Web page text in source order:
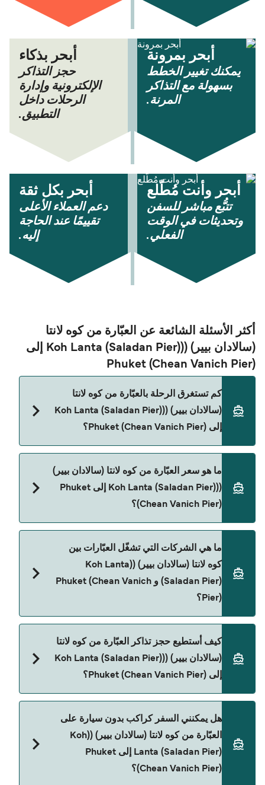
أبحر بمرونة
يمكنك تغيير الخطط
بسهولة مع التذاكر
المرنة.
أبحر بذكاء
حجز التذاكر
الإلكترونية وإدارة
الرحلات داخل
التطبيق.
أبحر وأنت مُطّلع
تتبُّع مباشر للسفن
وتحديثات في الوقت
الفعلي.
أبحر بكل ثقة
دعم العملاء الأعلى
تقييمًا عند الحاجة
إليه.
أكثر الأسئلة الشائعة عن العبّارة من كوه لانتا
(سالادان بيير) ((Koh Lanta (Saladan Pier) إلى
Phuket (Chean Vanich Pier)
كم تستغرق الرحلة بالعبّارة من كوه لانتا
(سالادان بيير) ((Koh Lanta (Saladan Pier)
إلى Phuket (Chean Vanich Pier)؟
Lanta (Saladan Pier) إلى Phuket (Chean Vanich
Pier) تقريباً 1 الساعة 30 دقائق. مدة الإبحار ممكن تختلف
حسب الموسم والشركة، لذلك ننصحك بمراجعة الأوقات
المباشرة باستخدام Direct Ferries Deal Finder.
ما هو سعر العبّارة من كوه لانتا (سالادان بيير)
((Koh Lanta (Saladan Pier) إلى Phuket
(Chean Vanich Pier)؟
(Saladan Pier) إلى Phuket (Chean Vanich Pier)
يختلف حسب الموسم. متوسط سعر الرحلة هو 350٫04
ما هي الشركات التي تشغّل العبّارات بين
كوه لانتا (سالادان بيير) ((Koh Lanta
(Saladan Pier) و Phuket (Chean Vanich
Pier)؟
Phuket (Chean Vanich Pier).
كيف أستطيع حجز تذاكر العبّارة من كوه لانتا
(سالادان بيير) ((Koh Lanta (Saladan Pier)
إلى Phuket (Chean Vanich Pier)؟
صفحة العروض لمعرفة أحدث التخفيضات.
هل يمكنني السفر كراكب بدون سيارة على
العبّارة من كوه لانتا (سالادان بيير) ((Koh
Lanta (Saladan Pier) إلى Phuket
(Chean Vanich Pier)؟